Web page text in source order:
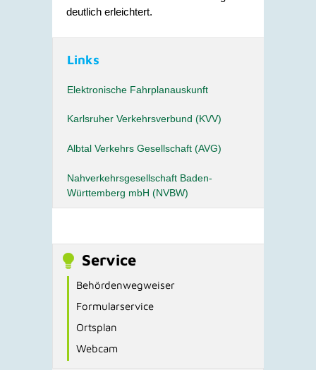
deutlich erleichtert.
Links
Elektronische Fahrplanauskunft
Karlsruher Verkehrsverbund (KVV)
Albtal Verkehrs Gesellschaft (AVG)
Nahverkehrsgesellschaft Baden-
Württemberg mbH (NVBW)
Service
Behördenwegweiser
Formularservice
Ortsplan
Webcam